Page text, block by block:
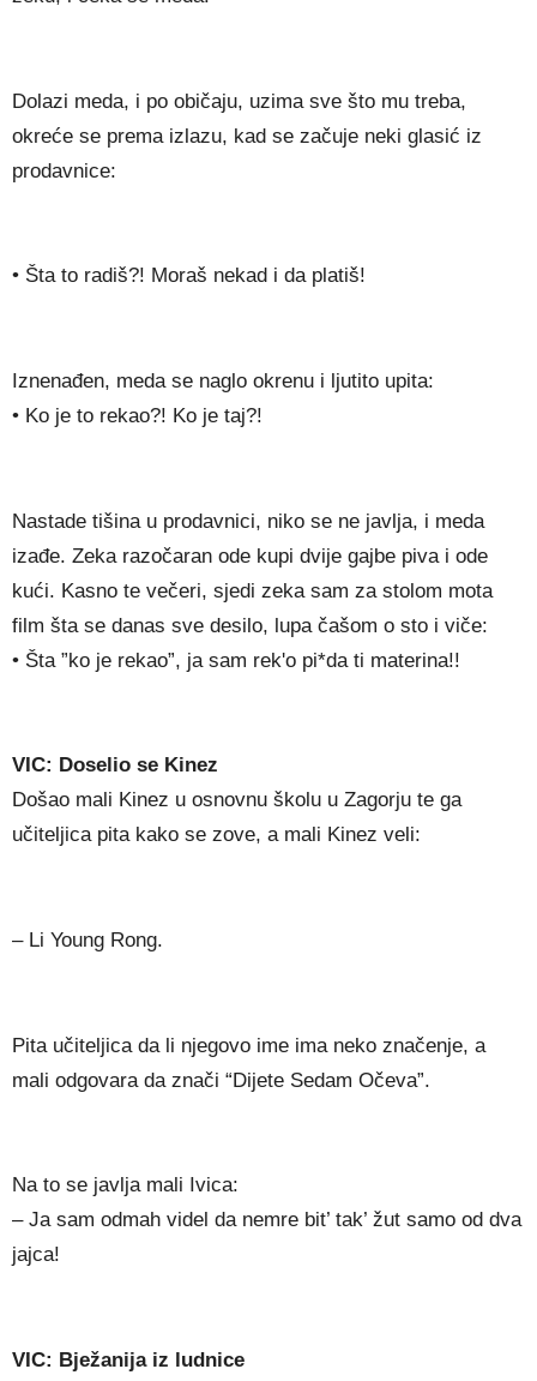
Dolazi meda, i po običaju, uzima sve što mu treba,
okreće se prema izlazu, kad se začuje neki glasić iz
prodavnice:
• Šta to radiš?! Moraš nekad i da platiš!
Iznenađen, meda se naglo okrenu i ljutito upita:
• Ko je to rekao?! Ko je taj?!
Nastade tišina u prodavnici, niko se ne javlja, i meda
izađe. Zeka razočaran ode kupi dvije gajbe piva i ode
kući. Kasno te večeri, sjedi zeka sam za stolom mota
film šta se danas sve desilo, lupa čašom o sto i viče:
• Šta ”ko je rekao”, ja sam rek'o pi*da ti materina!!
VIC: Doselio se Kinez
Došao mali Kinez u osnovnu školu u Zagorju te ga
učiteljica pita kako se zove, a mali Kinez veli:
– Li Young Rong.
Pita učiteljica da li njegovo ime ima neko značenje, a
mali odgovara da znači “Dijete Sedam Očeva”.
Na to se javlja mali Ivica:
– Ja sam odmah videl da nemre bit’ tak’ žut samo od dva
jajca!
VIC: Bježanija iz ludnice